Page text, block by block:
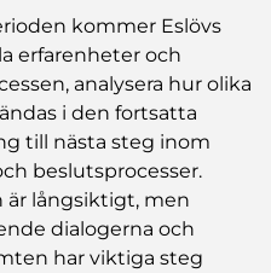
kommer Eslövs
erfarenheter och
analysera hur olika
i den fortsatta
till nästa steg inom
beslutsprocesser.
långsiktigt, men
dialogerna och
har viktiga steg